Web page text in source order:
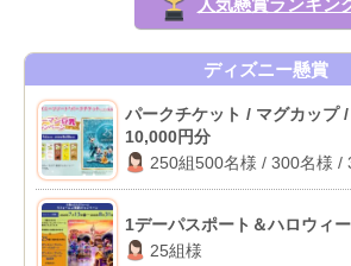
人気懸賞ランキン
ディズニー懸賞
パークチケット / マグカップ
10,000円分
250組500名様 / 300名様 /
1デーパスポート＆ハロウィ
25組様